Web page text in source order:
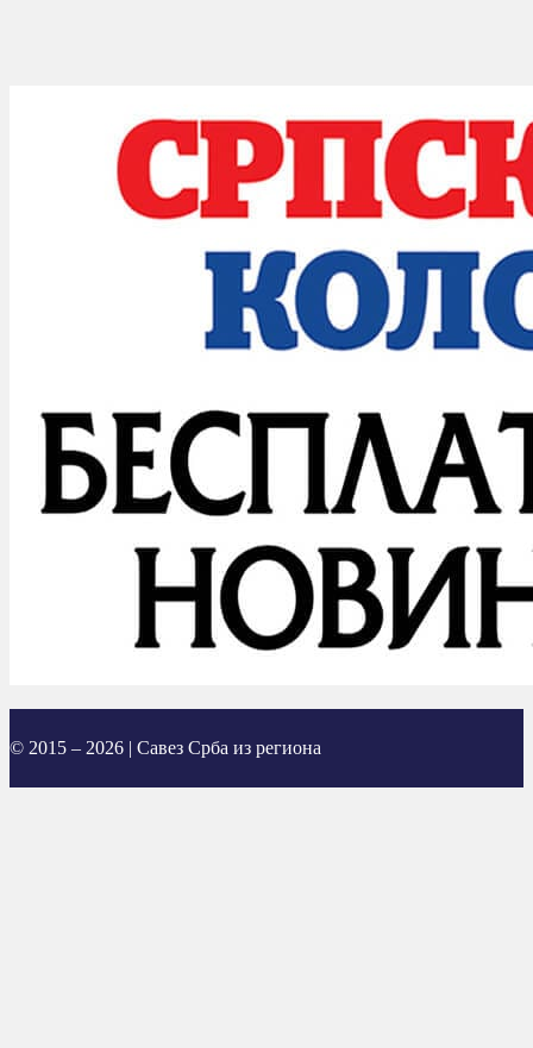
© 2015 – 2026 | Савез Срба из региона